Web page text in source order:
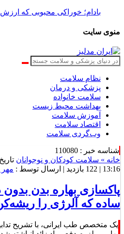
منوی سایت
نظام سلامت
سلامت خانواده
بهداشت محیط زیست
آموزش سلامت
اقتصاد سلامت
وب‌گردی سلامت
شناسه خبر : 110080
13:16 |
122 بازدید | ارسال توسط :
ساده که آلرژی را
یک متخصص طب ایرانی، با تشریح
از آلرژی و کسالت تاکید کرده است.